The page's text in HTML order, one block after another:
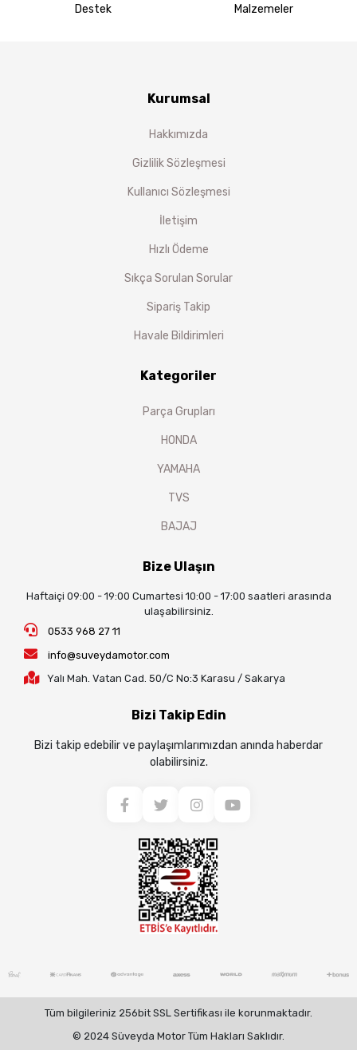
Destek Malzemeler
Kurumsal
Hakkımızda
Gizlilik Sözleşmesi
Kullanıcı Sözleşmesi
İletişim
Hızlı Ödeme
Sıkça Sorulan Sorular
Sipariş Takip
Havale Bildirimleri
Kategoriler
Parça Grupları
HONDA
YAMAHA
TVS
BAJAJ
Bize Ulaşın
Haftaiçi 09:00 - 19:00 Cumartesi 10:00 - 17:00 saatleri arasında
ulaşabilirsiniz.
0533 968 27 11
info@suveydamotor.com
Yalı Mah. Vatan Cad. 50/C No:3 Karasu / Sakarya
Bizi Takip Edin
Bizi takip edebilir ve paylaşımlarımızdan anında haberdar
olabilirsiniz.
Tüm bilgileriniz 256bit SSL Sertifikası ile korunmaktadır.
© 2024 Süveyda Motor Tüm Hakları Saklıdır.